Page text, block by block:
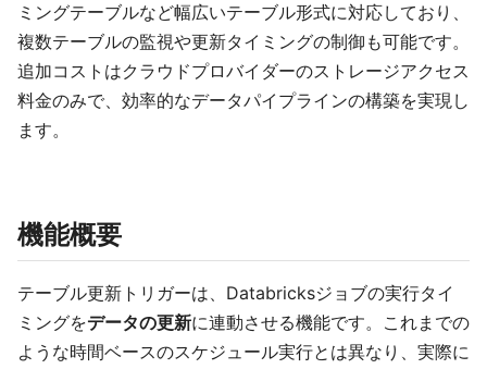
ミングテーブルなど幅広いテーブル形式に対応しており、
複数テーブルの監視や更新タイミングの制御も可能です。
追加コストはクラウドプロバイダーのストレージアクセス
料金のみで、効率的なデータパイプラインの構築を実現し
ます。
機能概要
テーブル更新トリガーは、Databricksジョブの実行タイ
ミングをデータの更新に連動させる機能です。これまでの
ような時間ベースのスケジュール実行とは異なり、実際に